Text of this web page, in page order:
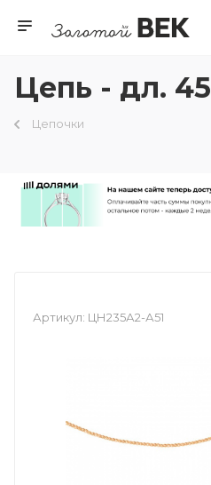
Цепь - дл. 45
Цепочки
Артикул: ЦН235А2-А51